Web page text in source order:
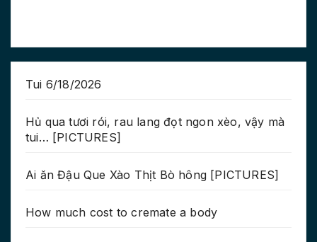
Tui 6/18/2026
Hủ qua tươi rói, rau lang đọt ngon xèo, vậy mà
tui… [PICTURES]
Ai ăn Đậu Que Xào Thịt Bò hông [PICTURES]
How much cost to cremate a body